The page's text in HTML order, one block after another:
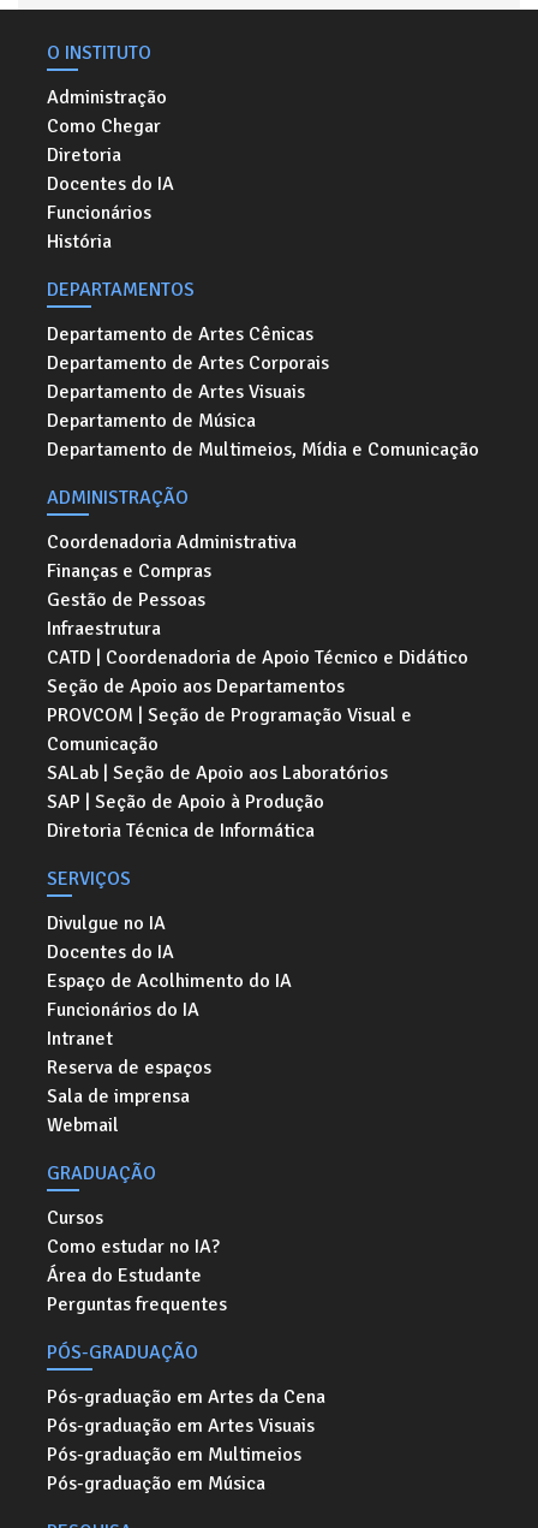
O INSTITUTO
Administração
Como Chegar
Diretoria
Docentes do IA
Funcionários
História
DEPARTAMENTOS
Departamento de Artes Cênicas
Departamento de Artes Corporais
Departamento de Artes Visuais
Departamento de Música
Departamento de Multimeios, Mídia e Comunicação
ADMINISTRAÇÃO
Coordenadoria Administrativa
Finanças e Compras
Gestão de Pessoas
Infraestrutura
CATD | Coordenadoria de Apoio Técnico e Didático
Seção de Apoio aos Departamentos
PROVCOM | Seção de Programação Visual e
Comunicação
SALab | Seção de Apoio aos Laboratórios
SAP | Seção de Apoio à Produção
Diretoria Técnica de Informática
SERVIÇOS
Divulgue no IA
Docentes do IA
Espaço de Acolhimento do IA
Funcionários do IA
Intranet
Reserva de espaços
Sala de imprensa
Webmail
GRADUAÇÃO
Cursos
Como estudar no IA?
Área do Estudante
Perguntas frequentes
PÓS-GRADUAÇÃO
Pós-graduação em Artes da Cena
Pós-graduação em Artes Visuais
Pós-graduação em Multimeios
Pós-graduação em Música